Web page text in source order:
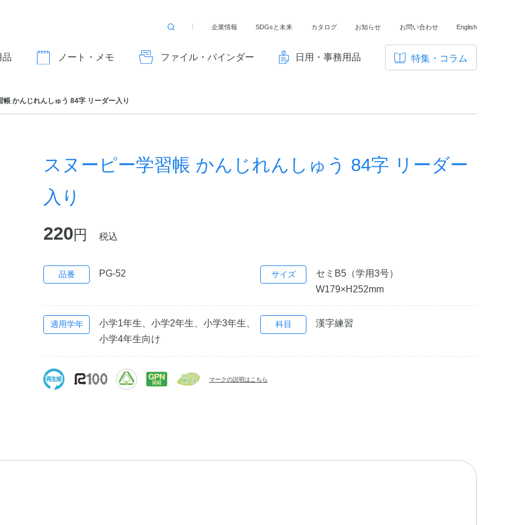
品 ノート・メモ ファイル・バインダー 日用・事務用品 特集・コラム
アンケート
検
る
企業情報 SDGsと未来 カタログ お知らせ お問い合わせ English
帳 かんじれんしゅう 84字 リーダー入り
スヌーピー学習帳 かんじれんしゅう 84字 リーダー
入り
220円 税込
品番 PG-52 サイズ
セミB5（学用3号）
W179×H252mm
適用学年
小学1年生、小学2年生、小学3年生、
小学4年生向け
科目 漢字練習
マークの説明はこちら